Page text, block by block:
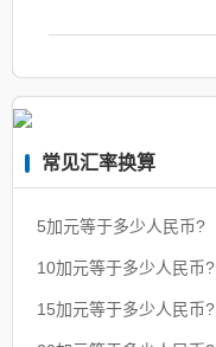
常见汇率换算
5加元等于多少人民币?
10加元等于多少人民币?
15加元等于多少人民币?